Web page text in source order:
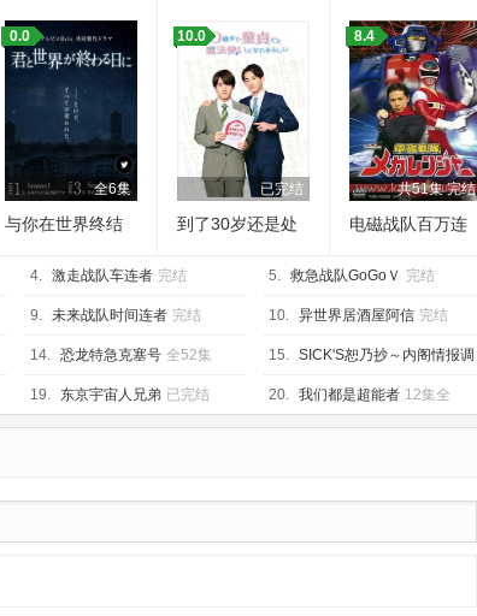
全6集
0.0
与你在世界终结
已完结
10.0
到了30岁还是处
魔法师
共51集 完结
8.4
电磁战队百万连
4. 激走战队车连者 完结 5. 救急战队GoGoＶ 完结
9. 未来战队时间连者 完结 10. 异世界居酒屋阿信 完结
14. 恐龙特急克塞号 全52集 15. SICK'S恕乃抄～内阁情报调
査室特务事项専従系事件簿～
载至6集
19. 东京宇宙人兄弟 已完结 20. 我们都是超能者 12集全